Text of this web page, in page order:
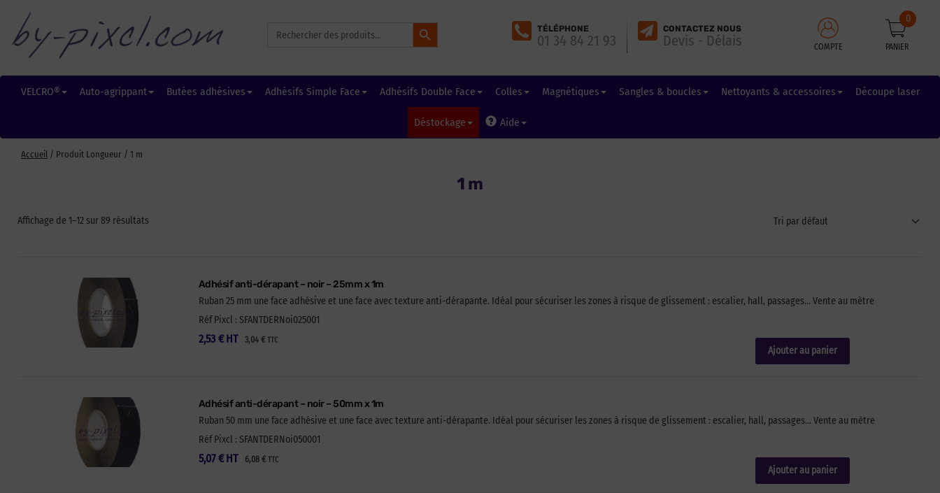
for:
Search Button
TÉLÉPHONE
01 34 84 21 93
CONTACTEZ NOUS
Devis - Délais COMPTE PANIER
0
VELCRO® Auto-agrippant Butées adhésives Adhésifs Simple Face Adhésifs Double Face Colles Magnétiques Sangles & boucles Nettoyants & accessoires Découpe laser
Déstockage Aide
Accueil / Produit Longueur / 1 m
1 m
Affichage de 1–12 sur 89 résultats
Adhésif anti-dérapant – noir – 25mm x 1m
Ruban 25 mm une face adhésive et une face avec texture anti-dérapante. Idéal pour sécuriser les zones à risque de glissement : escalier, hall, passages… Vente au mètre
Réf Pixcl : SFANTDERNoi025001
2,53 € 3,04 €TTC
HT
Ajouter au panier
Adhésif anti-dérapant – noir – 50mm x 1m
Ruban 50 mm une face adhésive et une face avec texture anti-dérapante. Idéal pour sécuriser les zones à risque de glissement : escalier, hall, passages… Vente au mètre
Réf Pixcl : SFANTDERNoi050001
5,07€ 6,08 €TTC
HT
Ajouter au panier